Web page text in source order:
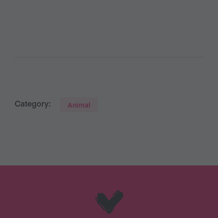
Category: Animal